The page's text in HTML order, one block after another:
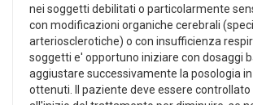
nei soggetti debilitati o particolarmente
con modificazioni organiche cerebrali
arteriosclerotiche) o con insufficienza
soggetti e' opportuno iniziare con dosaggi
aggiustare successivamente la posologia
ottenuti. Il paziente deve essere